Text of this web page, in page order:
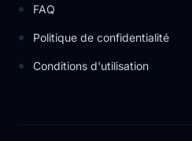
FAQ
Politique de confidentialité
Conditions d'utilisation